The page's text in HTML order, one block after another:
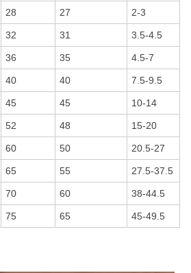
28 27 2-3
32 31 3.5-4.5
36 35 4.5-7
40 40 7.5-9.5
45 45 10-14
52 48 15-20
60 50 20.5-27
65 55 27.5-37.5
70 60 38-44.5
75 65 45-49.5